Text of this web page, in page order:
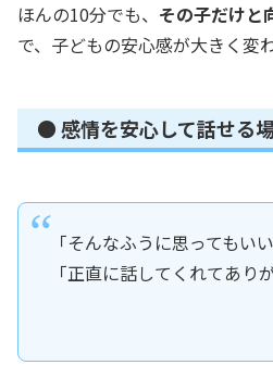
ほんの10分でも、 その子だけと
で、子どもの安心感が大きく変
● 感情を安心して話せる
「そんなふうに思ってもい
「正直に話してくれてあり